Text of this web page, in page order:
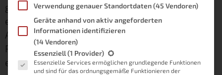
gewünschten Skill finden, kann du auch
einfach selbst einen Alexa Skill erstellen.
Amazon liefert dir hierfür einen umfassenden
Ratgeber. Vielleicht ist es einmal an der Zeit,
etwas Neues zu lernen?
Verwendung genauer Standortdaten(45 Vendoren)
Geräte anhand von aktiv angeforderten
Informationen identifizieren
(14 Vendoren)
Es folgt eine Liste der Service-Gruppen, für die eine
Essenziell(1 Provider)
Essenzielle Services ermöglichen grundlegende Funktionen
und sind für das ordnungsgemäße Funktionieren der